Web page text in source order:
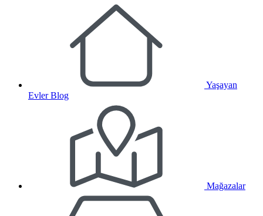
Yaşayan
Evler Blog
Mağazalar